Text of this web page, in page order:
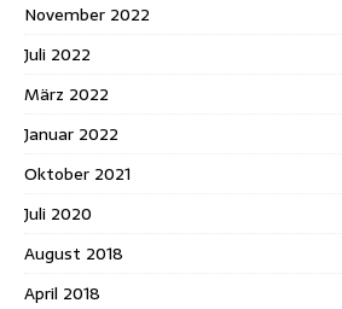
November 2022
Juli 2022
März 2022
Januar 2022
Oktober 2021
Juli 2020
August 2018
April 2018